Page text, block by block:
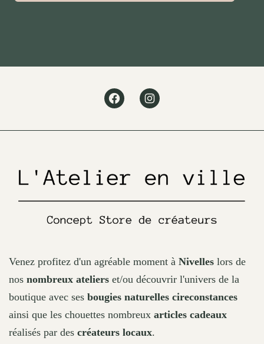
FacebookInstagram
Venez profitez d'un agréable moment à Nivelles lors de
nos nombreux ateliers et/ou découvrir l'univers de la
boutique avec ses bougies naturelles cireconstances
ainsi que les chouettes nombreux articles cadeaux
réalisés par des créateurs locaux.